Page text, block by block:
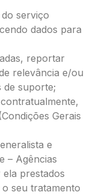
serviço
dados para
reportar
relevância e/ou
de suporte;
Gerais
e
– Agências
prestados
seu tratamento